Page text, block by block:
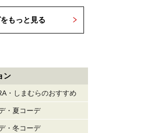
もっと見る
ン
・しまむらのおすすめ
・夏コーデ
・冬コーデ